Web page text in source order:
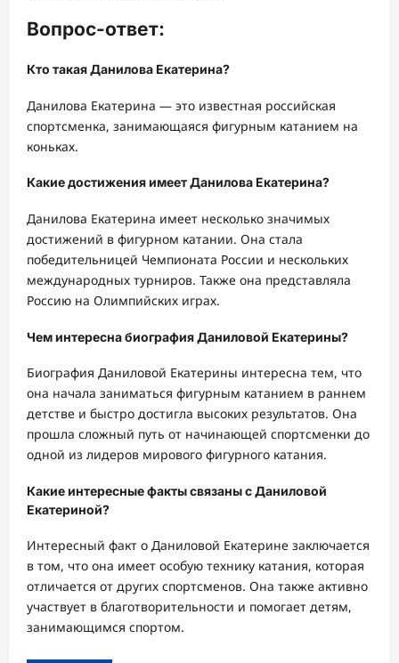
Вопрос-ответ:
Кто такая Данилова Екатерина?
Данилова Екатерина — это известная российская
спортсменка, занимающаяся фигурным катанием на
коньках.
Какие достижения имеет Данилова Екатерина?
Данилова Екатерина имеет несколько значимых
достижений в фигурном катании. Она стала
победительницей Чемпионата России и нескольких
международных турниров. Также она представляла
Россию на Олимпийских играх.
Чем интересна биография Даниловой Екатерины?
Биография Даниловой Екатерины интересна тем, что
она начала заниматься фигурным катанием в раннем
детстве и быстро достигла высоких результатов. Она
прошла сложный путь от начинающей спортсменки до
одной из лидеров мирового фигурного катания.
Какие интересные факты связаны с Даниловой
Екатериной?
Интересный факт о Даниловой Екатерине заключается
в том, что она имеет особую технику катания, которая
отличается от других спортсменов. Она также активно
участвует в благотворительности и помогает детям,
занимающимся спортом.